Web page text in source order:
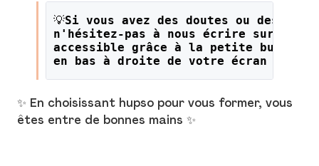
💡Si vous avez des doutes ou des
n'hésitez-pas à nous écrire sur le
accessible grâce à la petite bulle
en bas à droite de votre écran !
✨ En choisissant hupso pour vous former, vous
êtes entre de bonnes mains ✨